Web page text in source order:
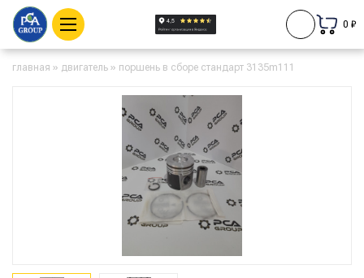
0 ₽
главная » двигатель » поршень в сборе стандарт 3135m111